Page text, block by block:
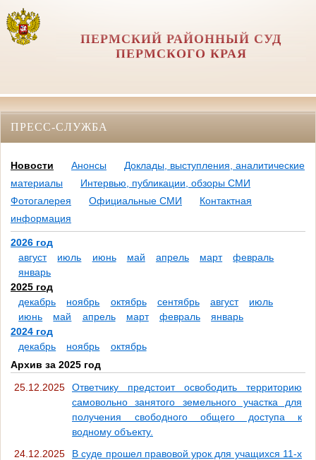
ПЕРМСКИЙ РАЙОННЫЙ СУД
ПЕРМСКОГО КРАЯ
ПРЕСС-СЛУЖБА
Новости Анонсы
Доклады, выступления, аналитические
материалы
Интервью, публикации, обзоры СМИ
Фотогалерея
Официальные СМИ
Контактная
информация
2026 год
август
июль июнь май апрель март
февраль
январь
2025 год
декабрь
ноябрь октябрь сентябрь август
июль
июнь
май апрель март февраль
январь
2024 год
декабрь
ноябрь
октябрь
Архив за 2025 год
25.12.2025
Ответчику предстоит освободить территорию
самовольно занятого земельного участка для
получения свободного общего доступа к
водному объекту.
24.12.2025
В суде прошел правовой урок для учащихся 11-х